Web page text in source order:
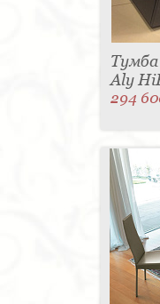
Тумба
Aly
294